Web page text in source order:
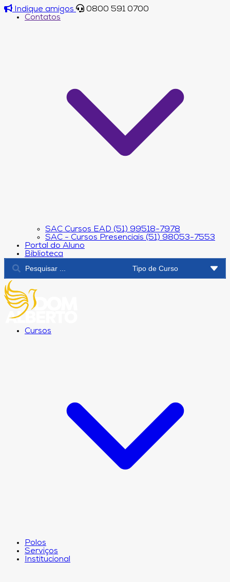
Indique amigos
0800 591 0700
Contatos
SAC Cursos EAD (51) 99518-7978
SAC - Cursos Presenciais (51) 98053-7553
Portal do Aluno
Biblioteca
Cursos
Polos
Serviços
Institucional